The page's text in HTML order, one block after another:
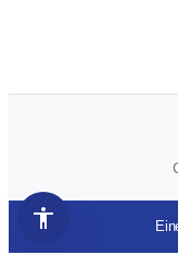
Open Accessibility